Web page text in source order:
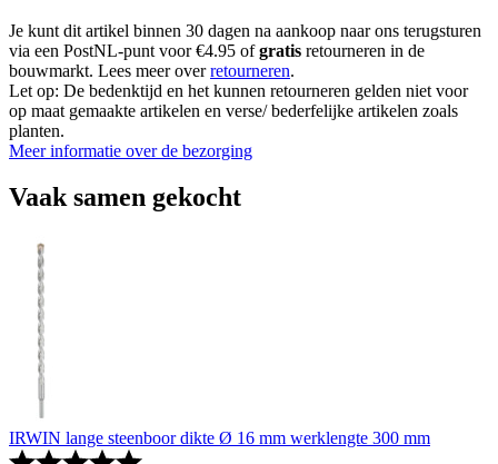
Je kunt dit artikel binnen 30 dagen na aankoop naar ons terugsturen
via een PostNL-punt voor €4.95 ofgratis retourneren in de
bouwmarkt. Lees meer overretourneren.
Let op: De bedenktijd en het kunnen retourneren gelden niet voor
op maat gemaakte artikelen en verse/ bederfelijke artikelen zoals
planten.
Meer informatie over de bezorging
Vaak samen gekocht
IRWIN lange steenboor dikte Ø 16 mm werklengte 300 mm